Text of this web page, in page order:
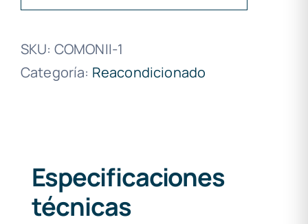
SKU: COMONII-1
Categoría: Reacondicionado
Especificaciones
técnicas